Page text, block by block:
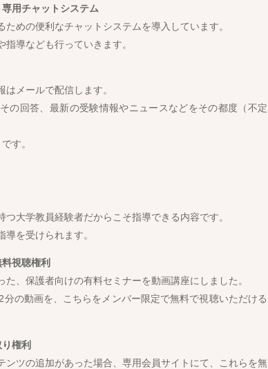
用チャットシステム
めの便利なチャットシステムを導入しています。
導なども行っていきます。
メールで配信します。
の回答、最新の受験情報やニュースなどをその都度（不定
す。
つ大学教員経験者だからこそ指導できる内容です。
を受けられます。
視聴権利
、保護者向けの有料セミナーを動画講座にしました。
の動画を、こちらをメンバー限定で無料で視聴いただける
り権利
ンツの追加があった場合、専用会員サイトにて、これらを無